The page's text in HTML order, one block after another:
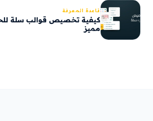
قاعدة المعرفة
كيفية تخصيص قوالب سلة
مميز